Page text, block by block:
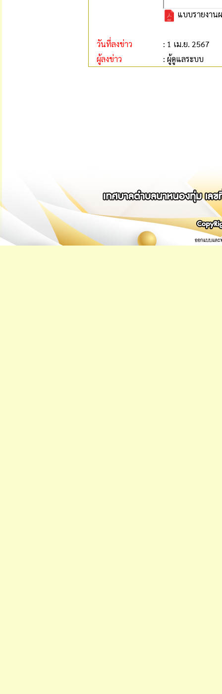
แบบรายงาน
วันที่ลงข่าว
: 1 เม.ย. 2567
ผู้ลงข่าว
: ผู้ดูแลระบบ